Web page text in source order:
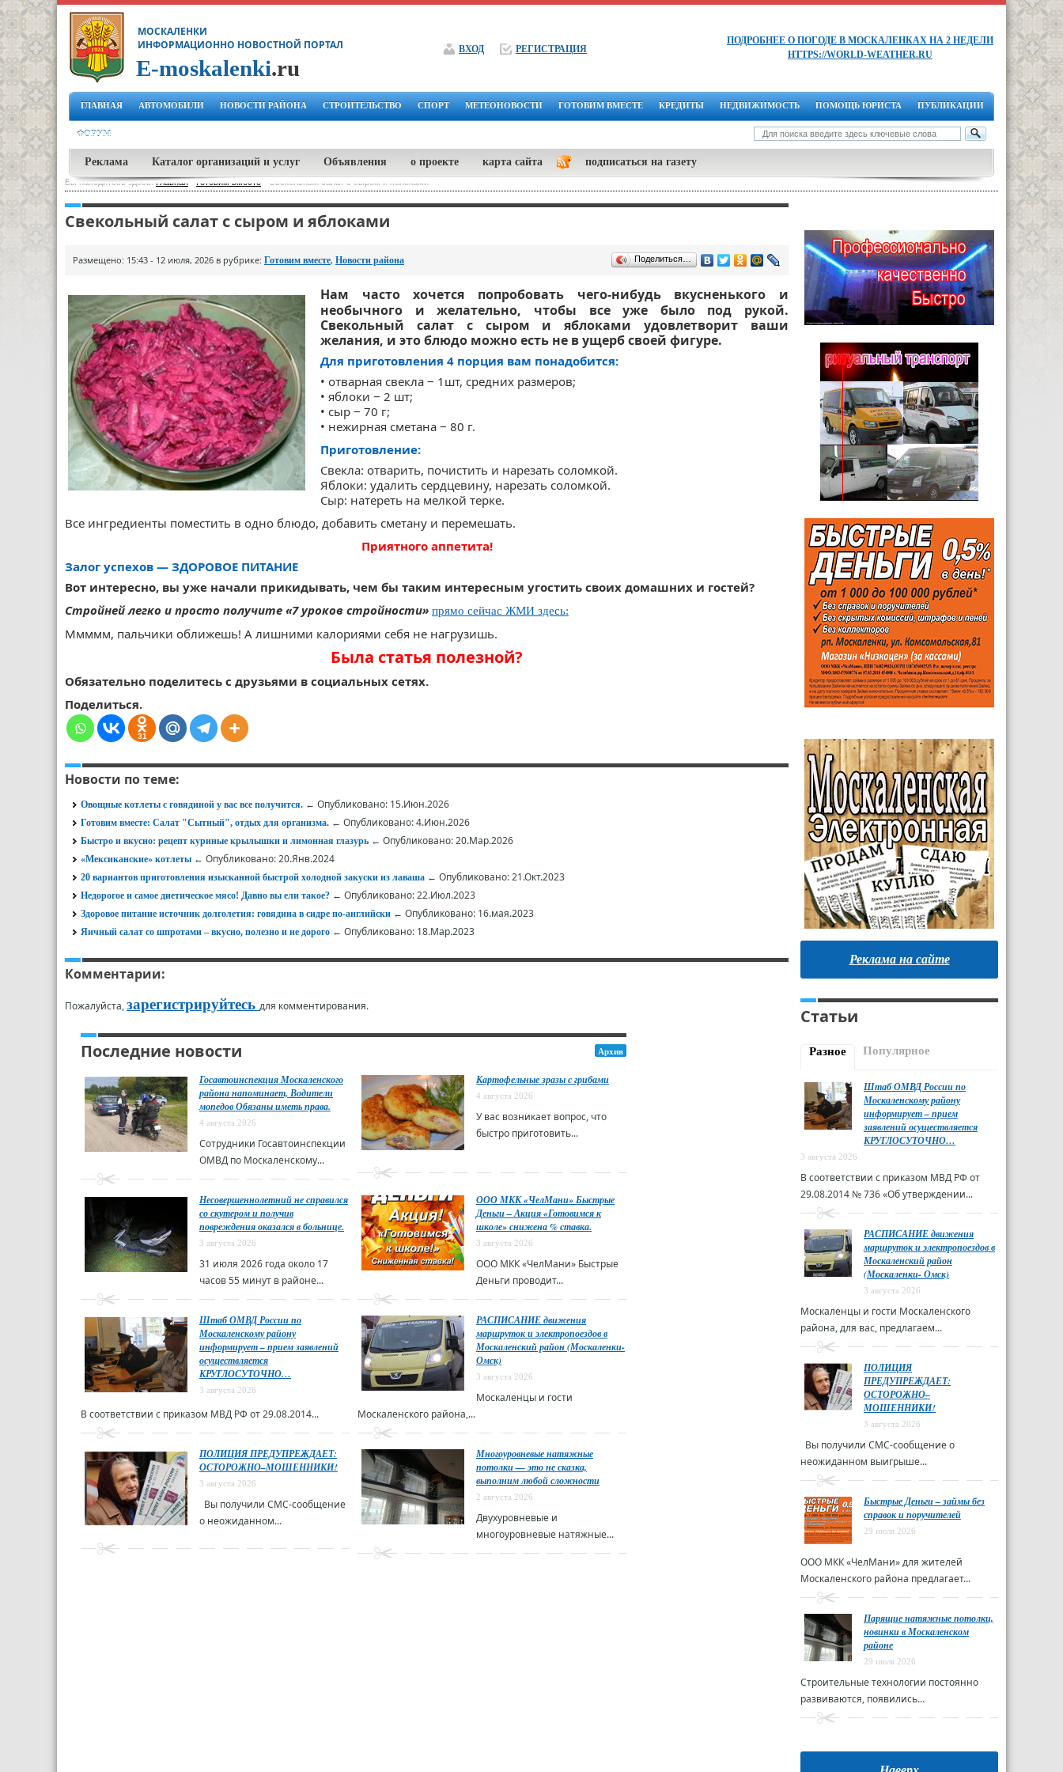
ВХОД РЕГИСТРАЦИЯ
МОСКАЛЕНКИ
ИНФОРМАЦИОННО НОВОСТНОЙ ПОРТАЛ
E-moskalenki.ru
ПОДРОБНЕЕ О ПОГОДЕ В МОСКАЛЕНКАХ НА 2 НЕДЕЛИ
HTTPS://WORLD-WEATHER.RU
ГЛАВНАЯ АВТОМОБИЛИ НОВОСТИ РАЙОНА СТРОИТЕЛЬСТВО СПОРТ МЕТЕОНОВОСТИ ГОТОВИМ ВМЕСТЕ КРЕДИТЫ НЕДВИЖИМОСТЬ ПОМОЩЬ ЮРИСТА ПУБЛИКАЦИИ
ФОРУМ
Реклама Каталог организаций и услуг Объявления о проекте карта сайта подписаться на газету
Вы находитесь здесь:Главная-Готовим вместе Свекольный салат с сыром и яблоками
Свекольный салат с сыром и яблоками
Размещено: 15:43 - 12 июля, 2026 в рубрике: Готовим вместе, Новости района Поделиться…
Нам часто хочется попробовать чего-нибудь вкусненького и
необычного и желательно, чтобы все уже было под рукой.
Свекольный салат с сыром и яблоками удовлетворит ваши
желания, и это блюдо можно есть не в ущерб своей фигуре.
Для приготовления 4 порция вам понадобится:
• отварная свекла ‒ 1шт, средних размеров;
• яблоки ‒ 2 шт;
• сыр ‒ 70 г;
• нежирная сметана ‒ 80 г.
Приготовление:
Свекла: отварить, почистить и нарезать соломкой.
Яблоки: удалить сердцевину, нарезать соломкой.
Сыр: натереть на мелкой терке.
Все ингредиенты поместить в одно блюдо, добавить сметану и перемешать.
Приятного аппетита!
Залог успехов — ЗДОРОВОЕ ПИТАНИЕ
Вот интересно, вы уже начали прикидывать, чем бы таким интересным угостить своих домашних и гостей?
Стройней легко и просто получите «7 уроков стройности» прямо сейчас ЖМИ здесь:
Ммммм, пальчики оближешь! А лишними калориями себя не нагрузишь.
Была статья полезной?
Обязательно поделитесь с друзьями в социальных сетях.
Поделиться.
31
Новости по теме:
Овощные котлеты с говядиной у вас все получится. ← Опубликовано: 15.Июн.2026
Готовим вместе: Салат "Сытный", отдых для организма. ← Опубликовано: 4.Июн.2026
Быстро и вкусно: рецепт куриные крылышки и лимонная глазурь ← Опубликовано: 20.Мар.2026
«Мексиканские» котлеты ← Опубликовано: 20.Янв.2024
20 вариантов приготовления изысканной быстрой холодной закуски из лаваша ← Опубликовано: 21.Окт.2023
Недорогое и самое диетическое мясо! Давно вы ели такое? ← Опубликовано: 22.Июл.2023
Здоровое питание источник долголетия: говядина в сидре по-английски ← Опубликовано: 16.мая.2023
Яичный салат со шпротами – вкусно, полезно и не дорого ← Опубликовано: 18.Мар.2023
Комментарии:
Пожалуйста,зарегистрируйтесь для комментирования.
Последние новости Архив
Госавтоинспекция Москаленского
района напоминает, Водители
мопедов Обязаны иметь права.
4 августа 2026
Сотрудники Госавтоинспекции
ОМВД по Москаленскому...
Картофельные зразы с грибами
4 августа 2026
У вас возникает вопрос, что
быстро приготовить...
Несовершеннолетний не справился
со скутером и получив
повреждения оказался в больнице.
3 августа 2026
31 июля 2026 года около 17
часов 55 минут в районе...
ООО МКК «ЧелМани» Быстрые
Деньги – Акция «Готовимся к
школе» снижена % ставка.
3 августа 2026
ООО МКК «ЧелМани» Быстрые
Деньги проводит...
Штаб ОМВД России по
Москаленскому району
информирует – прием заявлений
осуществляется
КРУГЛОСУТОЧНО…
3 августа 2026
В соответствии с приказом МВД РФ от 29.08.2014...
РАСПИСАНИЕ движения
маршруток и электропоездов в
Москаленский район (Москаленки-
Омск)
3 августа 2026
Москаленцы и гости
Москаленского района,...
ПОЛИЦИЯ ПРЕДУПРЕЖДАЕТ:
ОСТОРОЖНО–МОШЕННИКИ!
3 августа 2026
Вы получили СМС-сообщение
о неожиданном...
Многоуровневые натяжные
потолки — это не сказка,
выполним любой сложности
2 августа 2026
Двухуровневые и
многоуровневые натяжные...
Реклама на сайте
Статьи
Разное Популярное
Штаб ОМВД России по
Москаленскому району
информирует – прием
заявлений осуществляется
КРУГЛОСУТОЧНО…
3 августа 2026
В соответствии с приказом МВД РФ от
29.08.2014 № 736 «Об утверждении...
РАСПИСАНИЕ движения
маршруток и электропоездов в
Москаленский район
(Москаленки- Омск)
3 августа 2026
Москаленцы и гости Москаленского
района, для вас, предлагаем...
ПОЛИЦИЯ
ПРЕДУПРЕЖДАЕТ:
ОСТОРОЖНО–
МОШЕННИКИ!
3 августа 2026
Вы получили СМС-сообщение о
неожиданном выигрыше...
Быстрые Деньги – займы без
справок и поручителей
29 июля 2026
ООО МКК «ЧелМани» для жителей
Москаленского района предлагает...
Парящие натяжные потолки,
новинки в Москаленском
районе
29 июля 2026
Строительные технологии постоянно
развиваются, появились...